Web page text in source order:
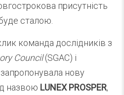
присутність
сталою.
команда дослідників з
Council(SGAC) і
нову
назвою LUNEX PROSPER,